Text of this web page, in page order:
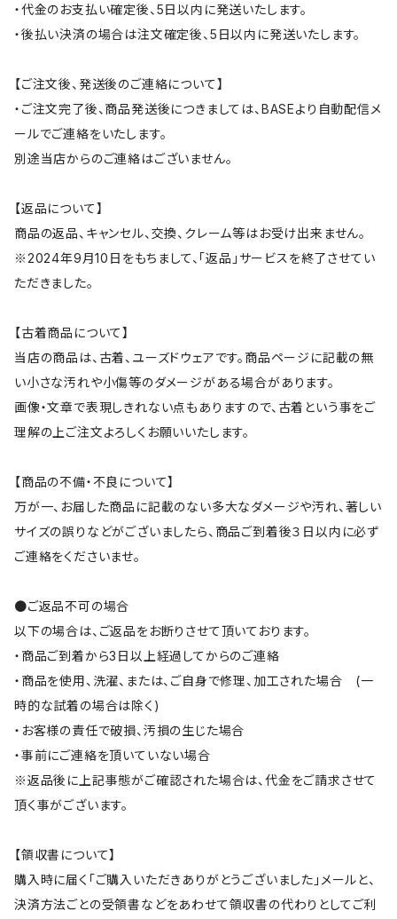
・代金のお支払い確定後、5日以内に発送いたします。
・後払い決済の場合は注文確定後、5日以内に発送いたします。
【ご注文後、発送後のご連絡について】
・ご注文完了後、商品発送後につきましては、BASEより自動配信メ
ールでご連絡をいたします。
別途当店からのご連絡はございません。
【返品について】
商品の返品、キャンセル、交換、クレーム等はお受け出来ません。
※2024年9月10日をもちまして、「返品」サービスを終了させてい
ただきました。
【古着商品について】
当店の商品は、古着、ユーズドウェアです。商品ページに記載の無
い小さな汚れや小傷等のダメージがある場合があります。
画像・文章で表現しきれない点もありますので、古着という事をご
理解の上ご注文よろしくお願いいたします。
【商品の不備・不良について】
万が一、お届した商品に記載のない多大なダメージや汚れ、著しい
サイズの誤りなどがございましたら、商品ご到着後３日以内に必ず
ご連絡をくださいませ。
●ご返品不可の場合
以下の場合は、ご返品をお断りさせて頂いております。
・商品ご到着から3日以上経過してからのご連絡
・商品を使用、洗濯、または、ご自身で修理、加工された場合 (一
時的な試着の場合は除く)
・お客様の責任で破損、汚損の生じた場合
・事前にご連絡を頂いていない場合
※返品後に上記事態がご確認された場合は、代金をご請求させて
頂く事がございます。
【領収書について】
購入時に届く「ご購入いただきありがとうございました」メールと、
決済方法ごとの受領書などをあわせて領収書の代わりとしてご利